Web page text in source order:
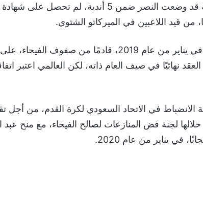
وكانت لجنة الكفاءة المالية قد وضعت النصر ضمن 5 أندية، لم تحصل
من قيد اللاعبين في الميركاتو الشتوي.
وتعاقد النصر مع آل سالم في يناير من عام 2019، قادمًا من
العقد نهائيًا في صيف العام ذاته، لكن العالمي اعتبر
الانضباط في الاتحاد السعودي لكرة القدم، من أجل
لجنة فض المنازعات لصالح الفيحاء، مع منح عبد
في يناير من عام 2020.